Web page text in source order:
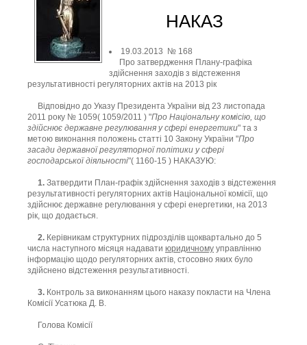
НАКАЗ
19.03.2013 № 168
Про затвердження Плану-графіка
здійснення заходів з відстеження
результативності регуляторних актів на 2013 рік
Відповідно до Указу Президента України від 23 листопада
2011 року № 1059( 1059/2011 ) "Про Національну комісію, що
здійснює державне регулювання у сфері енергетики" та з
метою виконання положень статті 10 Закону України "Про
засади державної регуляторної політики у сфері
господарської діяльності"( 1160-15 ) НАКАЗУЮ:
1. Затвердити План-графік здійснення заходів з відстеження
результативності регуляторних актів Національної комісії, що
здійснює державне регулювання у сфері енергетики, на 2013
рік, що додається.
2. Керівникам структурних підрозділів щоквартально до 5
числа наступного місяця надавати юридичному управлінню
інформацію щодо регуляторних актів, стосовно яких було
здійснено відстеження результативності.
3. Контроль за виконанням цього наказу покласти на Члена
Комісії Усатюка Д. В.
Голова Комісії